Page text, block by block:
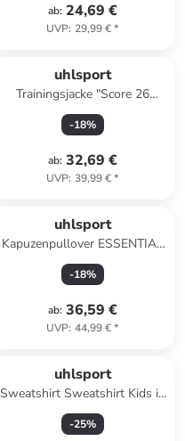
ab: 24,69 €
UVP: 29,99 €*
uhlsport
Trainingsjacke "Score 26
Classic Jacke" in Schwarz
-18%
ab: 32,69 €
UVP: 39,99 €*
uhlsport
Kapuzenpullover ESSENTIAL
Kids in dark grau melange
-18%
ab: 36,59 €
UVP: 44,99 €*
uhlsport
Sweatshirt Sweatshirt Kids in
dark grau melange
-25%